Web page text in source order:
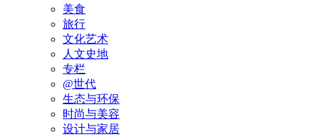
美食
旅行
文化艺术
人文史地
专栏
@世代
生态与环保
时尚与美容
设计与家居